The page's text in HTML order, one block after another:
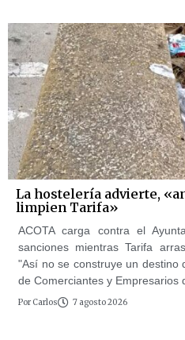
La hostelería advierte,
limpien Tarifa»
ACOTA carga contra el
sanciones mientras Tarifa
"Así no se construye un destino
de Comerciantes y Empresarios
Por Carlos 7 agosto 2026